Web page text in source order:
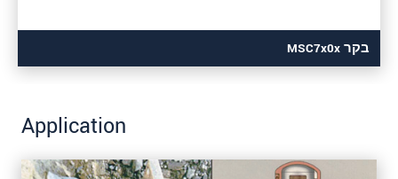
בקר MSC7x0x
Application